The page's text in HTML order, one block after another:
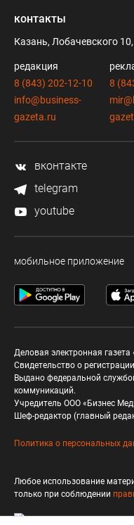
контакты
Казань, Лобачевского
редакция
8 (843) 202-12-10
info@business-
gazeta.ru
8
вконтакте
telegram
youtube
мобильное приложение
Деловая электронная газета
Свидетельство о
Выдано федеральной
коммуникаций.
Учредитель ООО «Бизнес
Шеф-редактор (главный
Политика о персональных
Любое использование
только при соблюдении